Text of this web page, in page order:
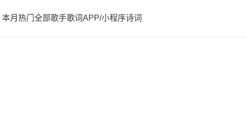
本月热门 全部歌手歌词APP/小程序诗词